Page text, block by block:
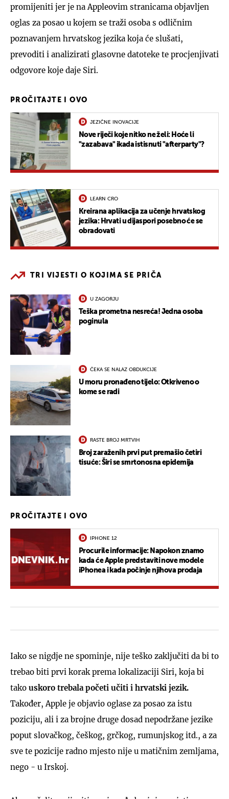
promijeniti jer je na Appleovim stranicama objavljen
oglas za posao u kojem se traži osoba s odličnim
poznavanjem hrvatskog jezika koja će slušati,
prevoditi i analizirati glasovne datoteke te procjenjivati
odgovore koje daje Siri.
PROČITAJTE I OVO
JEZIČNE INOVACIJE
Nove riječi koje nitko ne želi: Hoće li
"zazabava" ikada istisnuti "afterparty"?
LEARN CRO
Kreirana aplikacija za učenje hrvatskog
jezika: Hrvati u dijaspori posebno će se
obradovati
TRI VIJESTI O KOJIMA SE PRIČA
U ZAGORJU
Teška prometna nesreća! Jedna osoba
poginula
ČEKA SE NALAZ OBDUKCIJE
U moru pronađeno tijelo: Otkriveno o
kome se radi
RASTE BROJ MRTVIH
Broj zaraženih prvi put premašio četiri
tisuće: Širi se smrtonosna epidemija
PROČITAJTE I OVO
IPHONE 12
Procurile informacije: Napokon znamo
kada će Apple predstaviti nove modele
iPhonea i kada počinje njihova prodaja
Iako se nigdje ne spominje, nije teško zaključiti da bi to
trebao biti prvi korak prema lokalizaciji Siri, koja bi
tako uskoro trebala početi učiti i hrvatski jezik.
Također, Apple je objavio oglase za posao za istu
poziciju, ali i za brojne druge dosad nepodržane jezike
poput slovačkog, češkog, grčkog, rumunjskog itd., a za
sve te pozicije radno mjesto nije u matičnim zemljama,
nego - u Irskoj.